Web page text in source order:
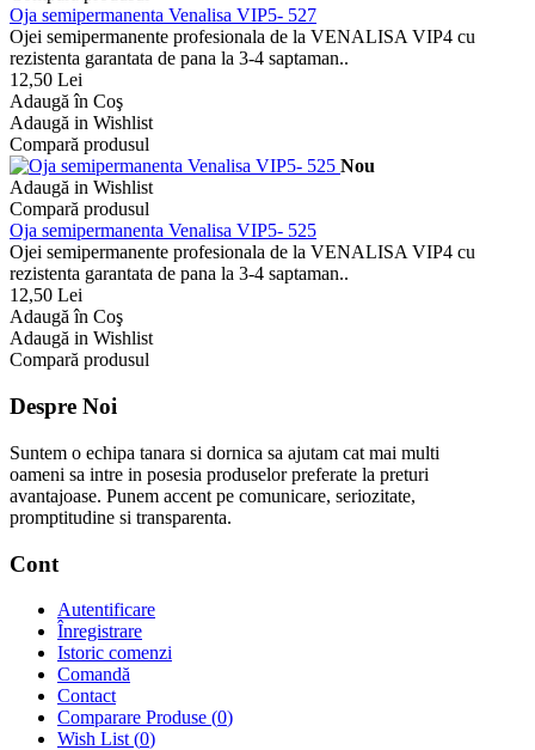
Oja semipermanenta Venalisa VIP5- 527
Ojei semipermanente profesionala de la VENALISA VIP4 cu
rezistenta garantata de pana la 3-4 saptaman..
12,50 Lei
Adaugă în Coş
Adaugă in Wishlist
Compară produsul
Nou
Adaugă in Wishlist
Compară produsul
Oja semipermanenta Venalisa VIP5- 525
Ojei semipermanente profesionala de la VENALISA VIP4 cu
rezistenta garantata de pana la 3-4 saptaman..
12,50 Lei
Adaugă în Coş
Adaugă in Wishlist
Compară produsul
Despre Noi
Suntem o echipa tanara si dornica sa ajutam cat mai multi
oameni sa intre in posesia produselor preferate la preturi
avantajoase. Punem accent pe comunicare, seriozitate,
promptitudine si transparenta.
Cont
Autentificare
Înregistrare
Istoric comenzi
Comandă
Contact
Comparare Produse (0)
Wish List (0)